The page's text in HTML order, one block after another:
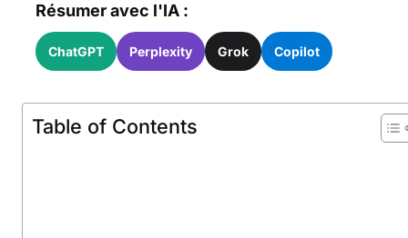
Résumer avec l'IA :
ChatGPT Perplexity Grok Copilot
Table of Contents